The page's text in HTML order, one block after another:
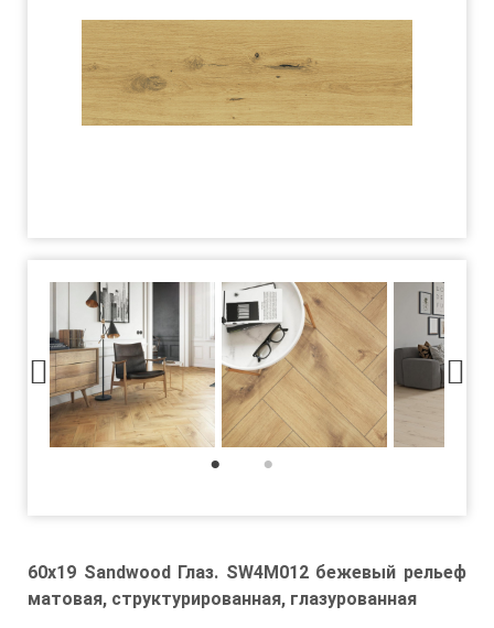
60x19 Sandwood Глаз. SW4M012 бежевый рельеф
матовая, структурированная, глазурованная